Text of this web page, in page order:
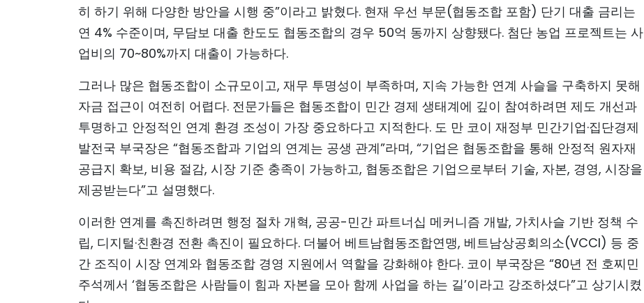
히 하기 위해 다양한 방안을 시행 중”이라고 밝혔다. 현재 우선 부문(협동조합 포함) 단기 대출 금리는
연 4% 수준이며, 무담보 대출 한도도 협동조합의 경우 50억 동까지 상향됐다. 첨단 농업 프로젝트는 사
업비의 70~80%까지 대출이 가능하다.
그러나 많은 협동조합이 소규모이고, 재무 투명성이 부족하며, 지속 가능한 연계 사슬을 구축하지 못해
자금 접근이 여전히 어렵다. 전문가들은 협동조합이 민간 경제 생태계에 깊이 참여하려면 제도 개선과
투명하고 안정적인 연계 환경 조성이 가장 중요하다고 지적한다. 도 만 코이 재정부 민간기업·집단경제
발전국 부국장은 “협동조합과 기업의 연계는 공생 관계”라며, “기업은 협동조합을 통해 안정적 원자재
공급지 확보, 비용 절감, 시장 기준 충족이 가능하고, 협동조합은 기업으로부터 기술, 자본, 경영, 시장을
제공받는다”고 설명했다.
이러한 연계를 촉진하려면 행정 절차 개혁, 공공-민간 파트너십 메커니즘 개발, 가치사슬 기반 정책 수
립, 디지털·친환경 전환 촉진이 필요하다. 더불어 베트남협동조합연맹, 베트남상공회의소(VCCI) 등 중
간 조직이 시장 연계와 협동조합 경영 지원에서 역할을 강화해야 한다. 코이 부국장은 “80년 전 호찌민
주석께서 ‘협동조합은 사람들이 힘과 자본을 모아 함께 사업을 하는 길’이라고 강조하셨다”고 상기시켰